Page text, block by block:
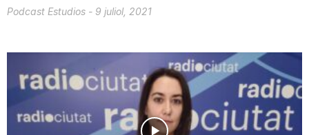
Podcast Estudios - 9 juliol, 2021